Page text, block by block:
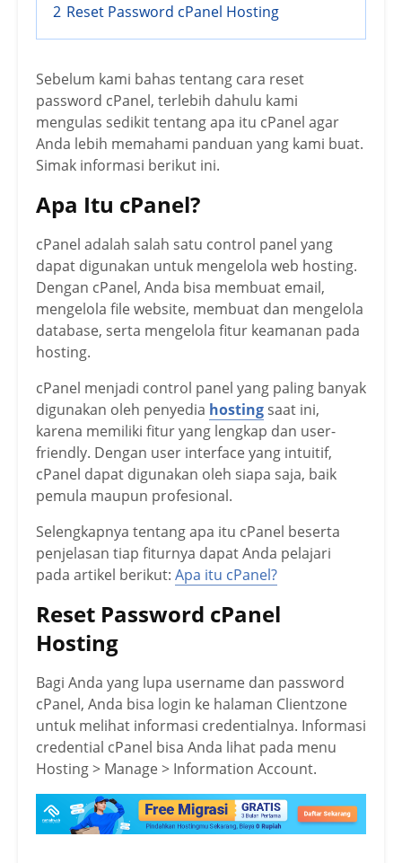
2 Reset Password cPanel Hosting
Sebelum kami bahas tentang cara reset
password cPanel, terlebih dahulu kami
mengulas sedikit tentang apa itu cPanel agar
Anda lebih memahami panduan yang kami buat.
Simak informasi berikut ini.
Apa Itu cPanel?
cPanel adalah salah satu control panel yang
dapat digunakan untuk mengelola web hosting.
Dengan cPanel, Anda bisa membuat email,
mengelola file website, membuat dan mengelola
database, serta mengelola fitur keamanan pada
hosting.
cPanel menjadi control panel yang paling banyak
digunakan oleh penyedia hosting saat ini,
karena memiliki fitur yang lengkap dan user-
friendly. Dengan user interface yang intuitif,
cPanel dapat digunakan oleh siapa saja, baik
pemula maupun profesional.
Selengkapnya tentang apa itu cPanel beserta
penjelasan tiap fiturnya dapat Anda pelajari
pada artikel berikut: Apa itu cPanel?
Reset Password cPanel
Hosting
Bagi Anda yang lupa username dan password
cPanel, Anda bisa login ke halaman Clientzone
untuk melihat informasi credentialnya. Informasi
credential cPanel bisa Anda lihat pada menu
Hosting > Manage > Information Account.